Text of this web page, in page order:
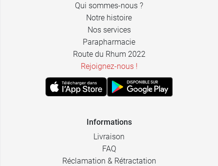
Qui sommes-nous ?
Notre histoire
Nos services
Parapharmacie
Route du Rhum 2022
Rejoignez-nous !
Informations
Livraison
FAQ
Réclamation & Rétractation